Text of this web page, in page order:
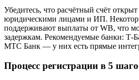
Убедитесь, что расчётный счёт
юридическими лицами и ИП.
поддерживают выплаты от WB, что
задержкам. Рекомендуемые банки: Т-
МТС Банк — у них есть прямые
Процесс регистрации в 5